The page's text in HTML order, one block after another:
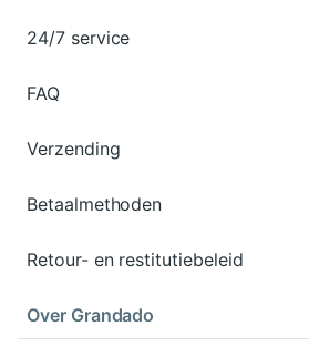
24/7 service
FAQ
Verzending
Betaalmethoden
Retour- en restitutiebeleid
Over Grandado